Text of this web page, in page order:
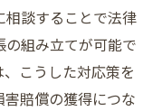
談することで法律
組み立てが可能で
こうした対応策を
賠償の獲得につな